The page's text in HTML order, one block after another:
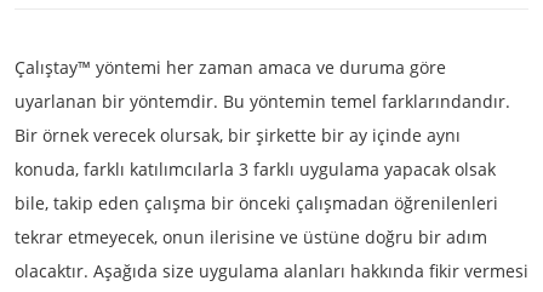
Çalıştay™ yöntemi her zaman amaca ve duruma göre
uyarlanan bir yöntemdir. Bu yöntemin temel farklarındandır.
Bir örnek verecek olursak, bir şirkette bir ay içinde aynı
konuda, farklı katılımcılarla 3 farklı uygulama yapacak olsak
bile, takip eden çalışma bir önceki çalışmadan öğrenilenleri
tekrar etmeyecek, onun ilerisine ve üstüne doğru bir adım
olacaktır. Aşağıda size uygulama alanları hakkında fikir vermesi